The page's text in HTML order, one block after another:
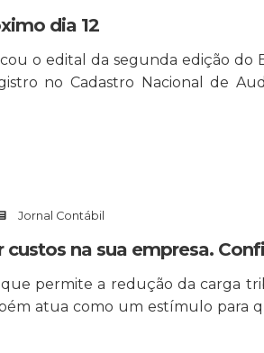
dia 12
o edital da segunda edição do
no Cadastro Nacional de
Jornal Contábil
na sua empresa.
permite a redução da carga
atua como um estímulo